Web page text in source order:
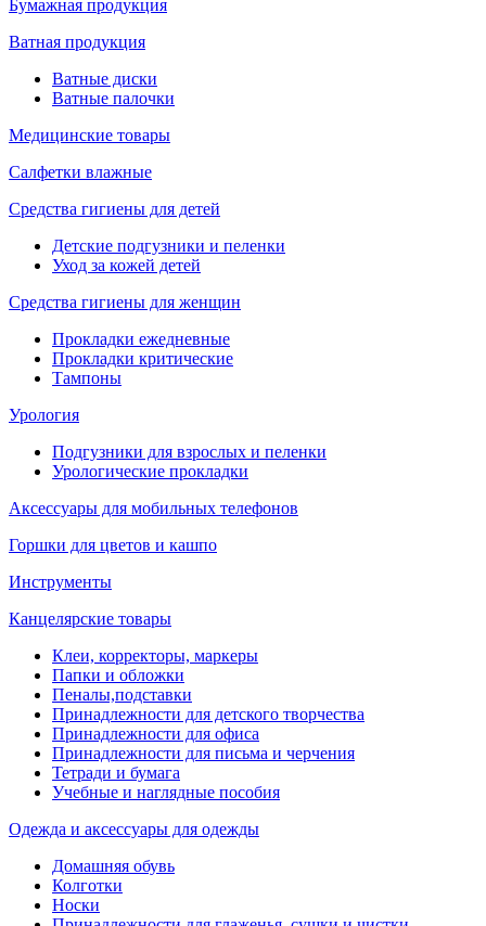
Бумажная продукция
Ватная продукция
Ватные диски
Ватные палочки
Медицинские товары
Салфетки влажные
Средства гигиены для детей
Детские подгузники и пеленки
Уход за кожей детей
Средства гигиены для женщин
Прокладки ежедневные
Прокладки критические
Тампоны
Урология
Подгузники для взрослых и пеленки
Урологические прокладки
Аксессуары для мобильных телефонов
Горшки для цветов и кашпо
Инструменты
Канцелярские товары
Клеи, корректоры, маркеры
Папки и обложки
Пеналы,подставки
Принадлежности для детского творчества
Принадлежности для офиса
Принадлежности для письма и черчения
Тетради и бумага
Учебные и наглядные пособия
Одежда и аксессуары для одежды
Домашняя обувь
Колготки
Носки